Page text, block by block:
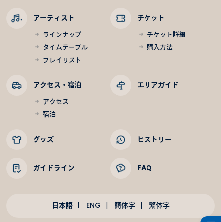
アーティスト
ラインナップ
タイムテーブル
プレイリスト
チケット
チケット詳細
購入方法
アクセス・宿泊
アクセス
宿泊
エリアガイド
グッズ ヒストリー
ガイドライン FAQ
日本語 ENG 簡体字 繁体字